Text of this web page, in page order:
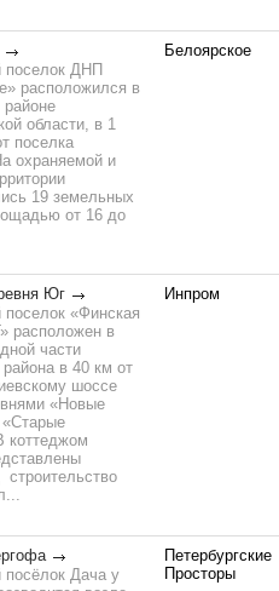
поселок ДНП
расположился в
районе
области, в 1
поселка
охраняемой и
19 земельных
от 16 до
Белоярское
Юг
поселок «Финская
расположен в
части
района в 40 км от
шоссе
«Новые
коттеджом
строительство
Инпром
посёлок Дача у
Петербургские
Просторы